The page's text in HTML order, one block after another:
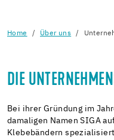
Home Über uns
DIE
Bei ihrer Gründung im
damaligen Namen SIGA
Klebebändern